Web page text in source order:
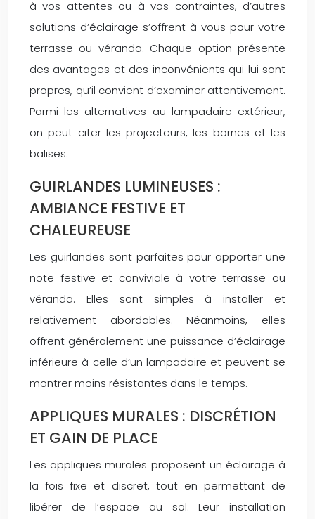
à vos attentes ou à vos contraintes, d’autres
solutions d’éclairage s’offrent à vous pour votre
terrasse ou véranda. Chaque option présente
des avantages et des inconvénients qui lui sont
propres, qu’il convient d’examiner attentivement.
Parmi les alternatives au lampadaire extérieur,
on peut citer les projecteurs, les bornes et les
balises.
GUIRLANDES LUMINEUSES :
AMBIANCE FESTIVE ET
CHALEUREUSE
Les guirlandes sont parfaites pour apporter une
note festive et conviviale à votre terrasse ou
véranda. Elles sont simples à installer et
relativement abordables. Néanmoins, elles
offrent généralement une puissance d’éclairage
inférieure à celle d’un lampadaire et peuvent se
montrer moins résistantes dans le temps.
APPLIQUES MURALES : DISCRÉTION
ET GAIN DE PLACE
Les appliques murales proposent un éclairage à
la fois fixe et discret, tout en permettant de
libérer de l’espace au sol. Leur installation